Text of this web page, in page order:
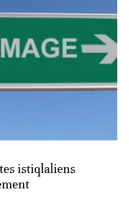
istiqlaliens